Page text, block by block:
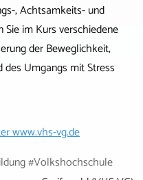
, Achtsamkeits- und
im Kurs verschiedene
der Beweglichkeit,
des Umgangs mit Stress
www.vhs-vg.de
#Volkshochschule